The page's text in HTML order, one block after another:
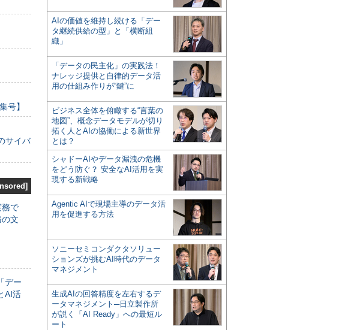
号】
サイバ
務で
文
デー
AI活
AIの価値を維持し続ける「デー
タ継続供給の型」と「横断組
織」
「データの民主化」の実践法！
ナレッジ提供と自律的データ活
用の仕組み作りが“鍵”に
ビジネス全体を俯瞰する“言葉の
地図”、概念データモデルが切り
拓く人とAIの協働による新世界
とは？
シャドーAIやデータ漏洩の危機
をどう防ぐ？ 安全なAI活用を実
現する新戦略
Agentic AIで現場主導のデータ活
用を促進する方法
ソニーセミコンダクタソリュー
ションズが挑むAI時代のデータ
マネジメント
生成AIの回答精度を左右するデ
ータマネジメント─日立製作所
が説く「AI Ready」への最短ル
ート